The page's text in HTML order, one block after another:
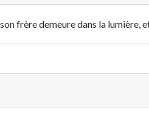
frère demeure dans la lumière,